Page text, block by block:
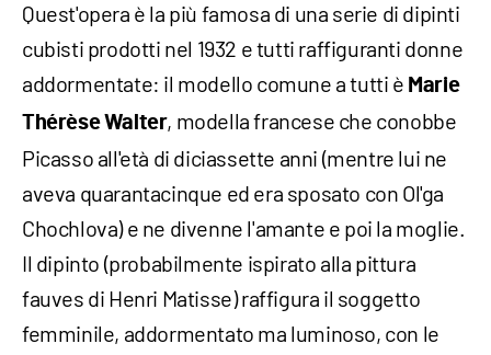
Quest'opera è la più famosa di una serie di dipinti
cubisti prodotti nel 1932 e tutti raffiguranti donne
addormentate: il modello comune a tutti è Marie
Thérèse Walter, modella francese che conobbe
Picasso all'età di diciassette anni (mentre lui ne
aveva quarantacinque ed era sposato con Ol'ga
Chochlova) e ne divenne l'amante e poi la moglie.
Il dipinto (probabilmente ispirato alla pittura
fauves di Henri Matisse) raffigura il soggetto
femminile, addormentato ma luminoso, con le